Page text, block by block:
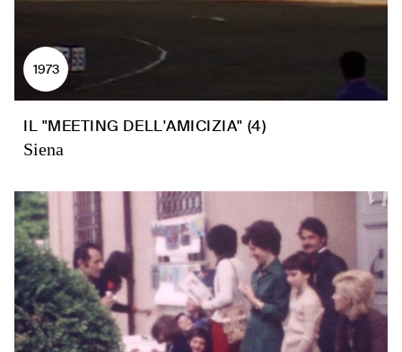
1973
IL "MEETING DELL'AMICIZIA" (4)
Siena